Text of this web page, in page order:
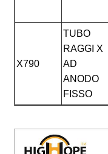
X790
TUBO
RAGGI X
AD
ANODO
FISSO